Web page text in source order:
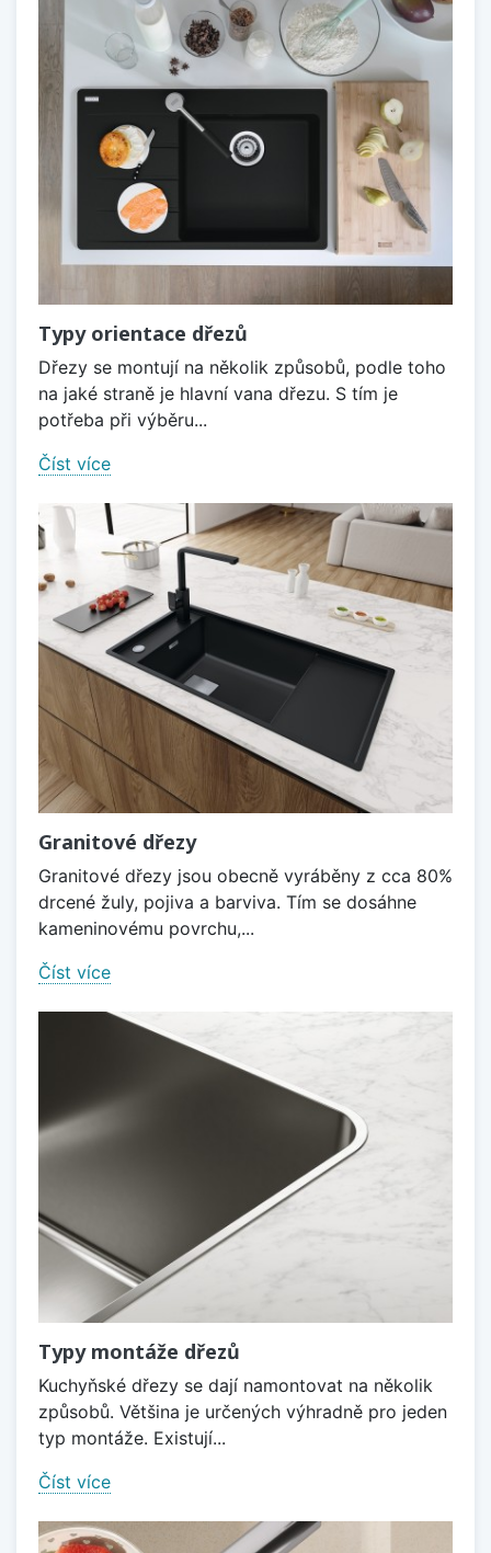
Typy orientace dřezů
Dřezy se montují na několik způsobů, podle toho
na jaké straně je hlavní vana dřezu. S tím je
potřeba při výběru...
Číst více
Granitové dřezy
Granitové dřezy jsou obecně vyráběny z cca 80%
drcené žuly, pojiva a barviva. Tím se dosáhne
kameninovému povrchu,...
Číst více
Typy montáže dřezů
Kuchyňské dřezy se dají namontovat na několik
způsobů. Většina je určených výhradně pro jeden
typ montáže. Existují...
Číst více